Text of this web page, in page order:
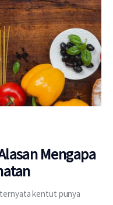
Mengapa
ternyata kentut punya